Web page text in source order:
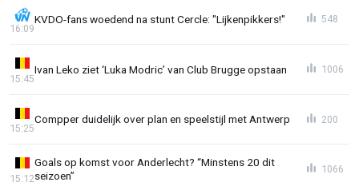
KVDO-fans woedend na stunt Cercle: "Lijkenpikkers!"
16:09
548
Ivan Leko ziet ‘Luka Modric’ van Club Brugge opstaan
15:45
1006
Compper duidelijk over plan en speelstijl met Antwerp
15:25
200
Goals op komst voor Anderlecht? “Minstens 20 dit
seizoen”
15:12
1066